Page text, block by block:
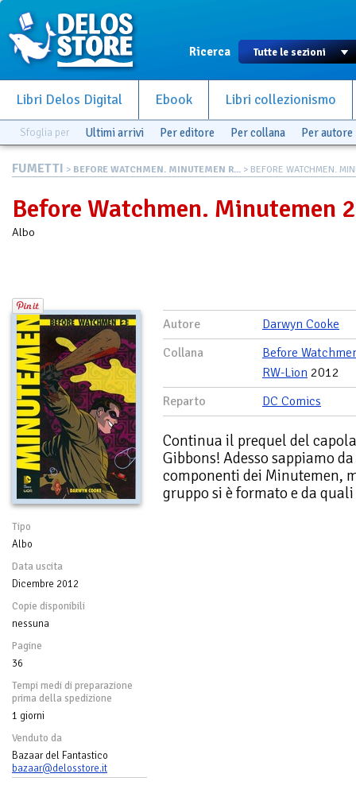
Ricerca
Libri Delos Digital Ebook Libri collezionismo
Sfoglia per Ultimi arrivi Per editore Per collana Per autore
FUMETTI > BEFORE WATCHMEN. MINUTEMEN R... > BEFORE WATCHMEN.
Before Watchmen. Minutemen 2
Albo
Tipo
Albo
Data uscita
Dicembre 2012
Copie disponibili
nessuna
Pagine
36
Tempi medi di preparazione
prima della spedizione
1 giorni
Venduto da
Bazaar del Fantastico
bazaar@delosstore.it
Autore
Darwyn Cooke
Collana
Before
RW-Lion 2012
Reparto
DC Comics
Continua il prequel del
Gibbons! Adesso sappiamo
componenti dei Minutemen,
gruppo si è formato e da